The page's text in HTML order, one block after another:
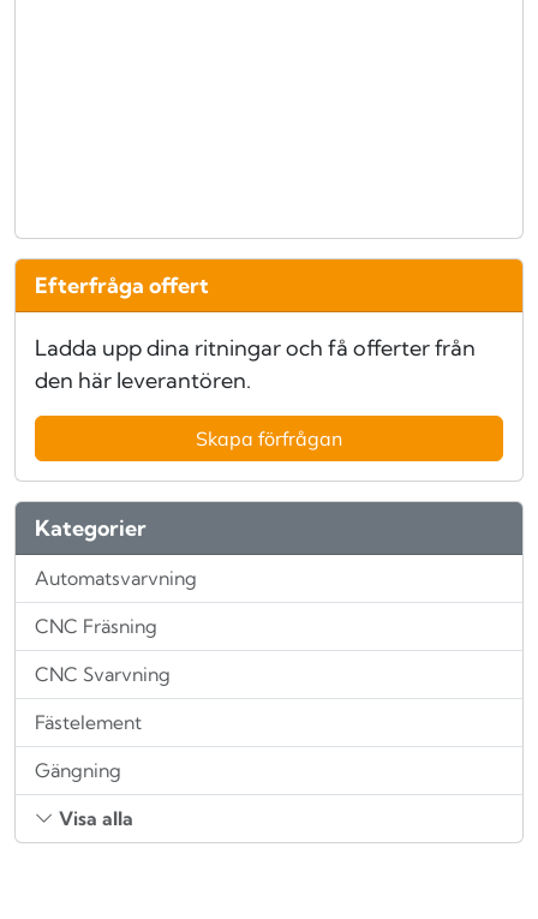
Efterfråga offert
Ladda upp dina ritningar och få offerter från
den här leverantören.
Skapa förfrågan
Kategorier
Automatsvarvning
CNC Fräsning
CNC Svarvning
Fästelement
Gängning
Visa alla